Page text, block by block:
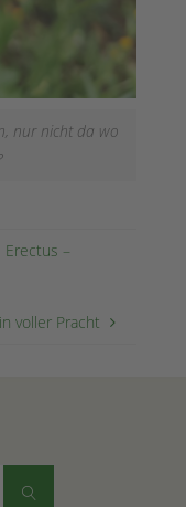
nur nicht da wo
Erectus –
voller Pracht
Suchen